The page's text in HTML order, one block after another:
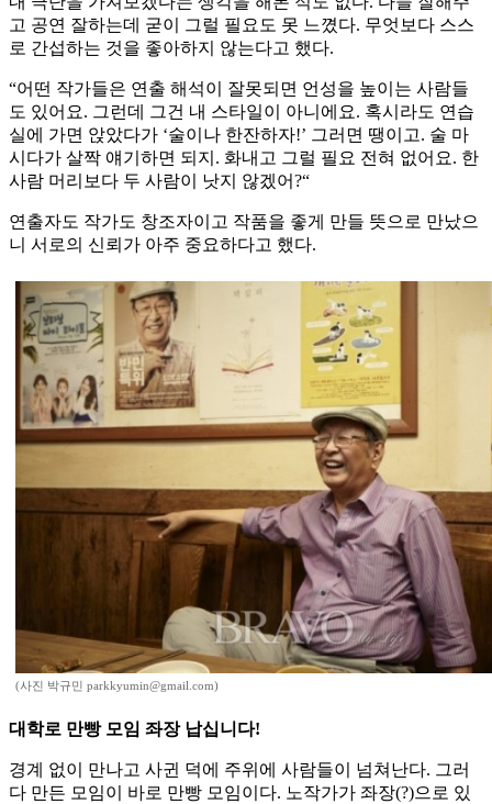
고 공연 잘하는데 굳이 그럴 필요도 못 느꼈다. 무엇보다 스스
로 간섭하는 것을 좋아하지 않는다고 했다.
“어떤 작가들은 연출 해석이 잘못되면 언성을 높이는 사람들
도 있어요. 그런데 그건 내 스타일이 아니에요. 혹시라도 연습
실에 가면 앉았다가 ‘술이나 한잔하자!’ 그러면 땡이고. 술 마
시다가 살짝 얘기하면 되지. 화내고 그럴 필요 전혀 없어요. 한
사람 머리보다 두 사람이 낫지 않겠어?“
연출자도 작가도 창조자이고 작품을 좋게 만들 뜻으로 만났으
니 서로의 신뢰가 아주 중요하다고 했다.
(사진 박규민 parkkyumin@gmail.com)
대학로 만빵 모임 좌장 납십니다!
경계 없이 만나고 사귄 덕에 주위에 사람들이 넘쳐난다. 그러
다 만든 모임이 바로 만빵 모임이다. 노작가가 좌장(?)으로 있